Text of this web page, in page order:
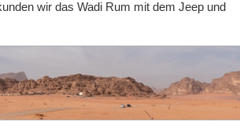
wir das Wadi Rum mit dem Jeep und